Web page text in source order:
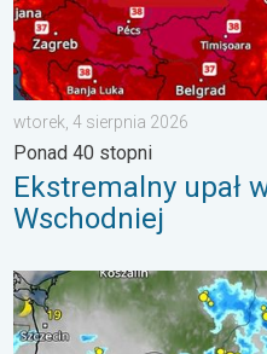
wtorek, 4 sierpnia 2026
Ponad 40 stopni
Ekstremalny upał
Wschodniej
Silny upał i gwałtowne